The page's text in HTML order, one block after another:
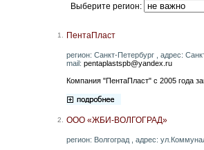
Выберите регион:
1. ПентаПласт
регион: Санкт-Петербург , адрес:
mail: pentaplastspb@yandex.ru
Компания "ПентаПласт" с 2005 года
2. ООО «ЖБИ-ВОЛГОГРАД»
регион: Волгоград , адрес: